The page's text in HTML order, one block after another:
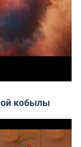
кобылы